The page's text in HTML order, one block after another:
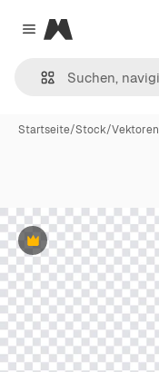
Close menu
Magnific
Startseite/Stock/Vektoren
Premium